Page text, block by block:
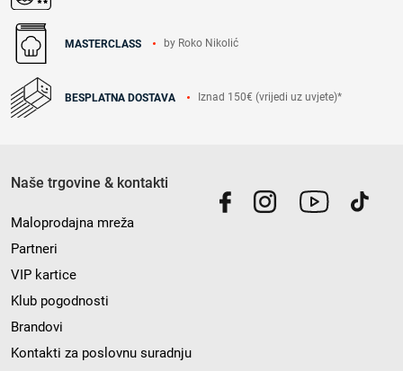
MASTERCLASS by Roko Nikolić
BESPLATNA DOSTAVA Iznad 150€ (vrijedi uz uvjete)*
Naše trgovine & kontakti
Maloprodajna mreža
Partneri
VIP kartice
Klub pogodnosti
Brandovi
Kontakti za poslovnu suradnju